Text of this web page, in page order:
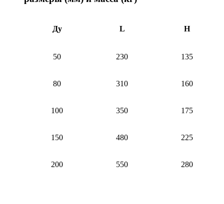
Ду L H
50 230 135
80 310 160
100 350 175
150 480 225
200 550 280